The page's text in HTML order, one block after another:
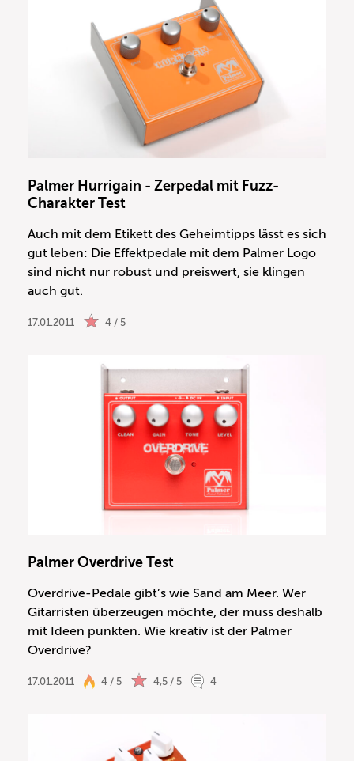
Palmer Hurrigain - Zerpedal mit Fuzz-
Charakter Test
Auch mit dem Etikett des Geheimtipps lässt es sich
gut leben: Die Effektpedale mit dem Palmer Logo
sind nicht nur robust und preiswert, sie klingen
auch gut.
17.01.2011 4 / 5
Palmer Overdrive Test
Overdrive-Pedale gibt’s wie Sand am Meer. Wer
Gitarristen überzeugen möchte, der muss deshalb
mit Ideen punkten. Wie kreativ ist der Palmer
Overdrive?
17.01.2011 4 / 5 4,5 / 5 4